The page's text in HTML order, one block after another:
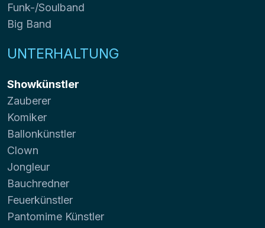
Funk-/Soulband
Big Band
UNTERHALTUNG
Showkünstler
Zauberer
Komiker
Ballonkünstler
Clown
Jongleur
Bauchredner
Feuerkünstler
Pantomime Künstler